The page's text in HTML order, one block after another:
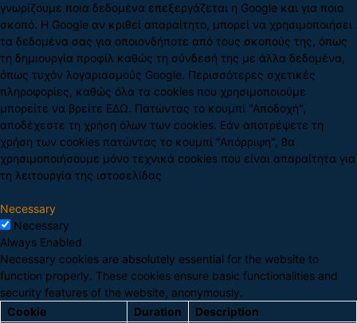
γνωρίζουμε ποια δεδομένα επεξεργάζεται η Google και για ποιο
σκοπό. Η Google αν κριθεί απαραίτητο, μπορεί να χρησιμοποιήσει
τα δεδομένα σας για οποιονδήποτε από τους σκοπούς της, όπως
τη δημιουργία προφίλ καθώς τη σύνδεσή της με άλλα δεδομένα,
όπως τυχόν λογαριασμούς Google. Περισσότερες σχετικές
πληροφορίες, καθώς όλα τα cookies που χρησιμοποιούμε
μπορείτε να βρείτε ΕΔΩ. Πατώντας το κουμπί "Αποδοχή",
αποδέχεστε τη χρήση όλων των cookies. Εάν αποτρέψετε τη
χρήση των cookies πατώντας το κουμπί "Απόρριψη", θα
χρησιμοποιήσουμε μόνο τεχνικά cookies που είναι απαραίτητα για
τη λειτουργία της ιστοσελίδας
Necessary
Necessary
Always Enabled
Necessary cookies are absolutely essential for the website to
function properly. These cookies ensure basic functionalities and
security features of the website, anonymously.
Cookie
Duration Description